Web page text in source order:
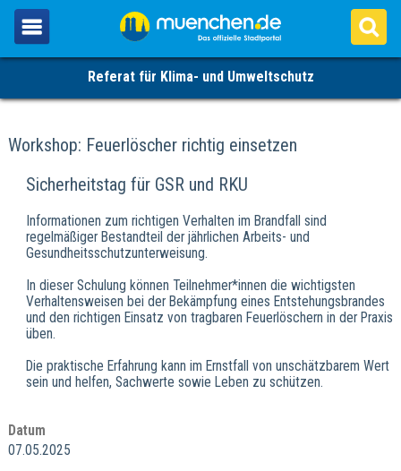
Referat für Klima- und Umweltschutz
Workshop: Feuerlöscher richtig einsetzen
Sicherheitstag für GSR und RKU
Informationen zum richtigen Verhalten im Brandfall sind
regelmäßiger Bestandteil der jährlichen Arbeits- und
Gesundheitsschutzunterweisung.
In dieser Schulung können Teilnehmer*innen die wichtigsten
Verhaltensweisen bei der Bekämpfung eines Entstehungsbrandes
und den richtigen Einsatz von tragbaren Feuerlöschern in der Praxis
üben.
Die praktische Erfahrung kann im Ernstfall von unschätzbarem Wert
sein und helfen, Sachwerte sowie Leben zu schützen.
Datum
07.05.2025